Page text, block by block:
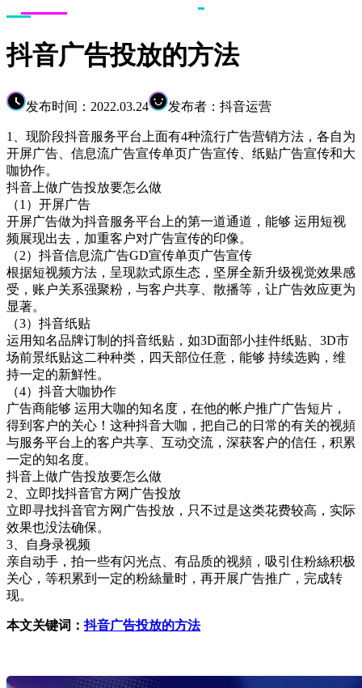
抖音广告投放的方法
发布时间：2022.03.24 发布者：抖音运营
1、现阶段抖音服务平台上面有4种流行广告营销方法，各自为
开屏广告、信息流广告宣传单页广告宣传、纸贴广告宣传和大
咖协作。
抖音上做广告投放要怎么做
（1）开屏广告
开屏广告做为抖音服务平台上的第一道通道，能够 运用短视
频展现出去，加重客户对广告宣传的印像。
（2）抖音信息流广告GD宣传单页广告宣传
根据短视频方法，呈现款式原生态，坚屏全新升级视觉效果感
受，账户关系强聚粉，与客户共享、散播等，让广告效应更为
显著。
（3）抖音纸贴
运用知名品牌订制的抖音纸贴，如3D面部小挂件纸贴、3D市
场前景纸贴这二种种类，四天部位任意，能够 持续选购，维
持一定的新鮮性。
（4）抖音大咖协作
广告商能够 运用大咖的知名度，在他的帐户推广广告短片，
得到客户的关心！这种抖音大咖，把自己的日常的有关的视頻
与服务平台上的客户共享、互动交流，深获客户的信任，积累
一定的知名度。
抖音上做广告投放要怎么做
2、立即找抖音官方网广告投放
立即寻找抖音官方网广告投放，只不过是这类花费较高，实际
效果也没法确保。
3、自身录视频
亲自动手，拍一些有闪光点、有品质的视頻，吸引住粉絲积极
关心，等积累到一定的粉絲量时，再开展广告推广，完成转
现。
本文关键词：抖音广告投放的方法